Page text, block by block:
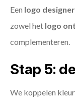
Een logo designer
zowel het logo
complementeren.
Stap 5:
We koppelen